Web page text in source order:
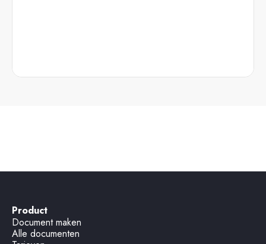
Product
Document maken
Alle documenten